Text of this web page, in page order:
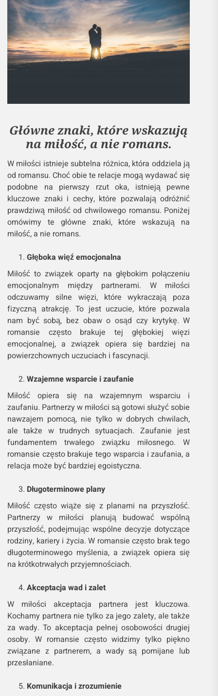
Główne znaki, które wskazują
na miłość, a nie romans.
W miłości istnieje subtelna różnica, która oddziela ją
od romansu. Choć obie te relacje mogą wydawać się
podobne na pierwszy rzut oka, istnieją pewne
kluczowe znaki i cechy, które pozwalają odróżnić
prawdziwą miłość od chwilowego romansu. Poniżej
omówimy te główne znaki, które wskazują na
miłość, a nie romans.
Głęboka więź emocjonalna
Miłość to związek oparty na głębokim połączeniu
emocjonalnym między partnerami. W miłości
odczuwamy silne więzi, które wykraczają poza
fizyczną atrakcję. To jest uczucie, które pozwala
nam być sobą, bez obaw o osąd czy krytykę. W
romansie często brakuje tej głębokiej więzi
emocjonalnej, a związek opiera się bardziej na
powierzchownych uczuciach i fascynacji.
Wzajemne wsparcie i zaufanie
Miłość opiera się na wzajemnym wsparciu i
zaufaniu. Partnerzy w miłości są gotowi służyć sobie
nawzajem pomocą, nie tylko w dobrych chwilach,
ale także w trudnych sytuacjach. Zaufanie jest
fundamentem trwałego związku miłosnego. W
romansie często brakuje tego wsparcia i zaufania, a
relacja może być bardziej egoistyczna.
Długoterminowe plany
Miłość często wiąże się z planami na przyszłość.
Partnerzy w miłości planują budować wspólną
przyszłość, podejmując wspólne decyzje dotyczące
rodziny, kariery i życia. W romansie często brak tego
długoterminowego myślenia, a związek opiera się
na krótkotrwałych przyjemnościach.
Akceptacja wad i zalet
W miłości akceptacja partnera jest kluczowa.
Kochamy partnera nie tylko za jego zalety, ale także
za wady. To akceptacja pełnej osobowości drugiej
osoby. W romansie często widzimy tylko piękno
związane z partnerem, a wady są pomijane lub
przesłaniane.
Komunikacja i zrozumienie